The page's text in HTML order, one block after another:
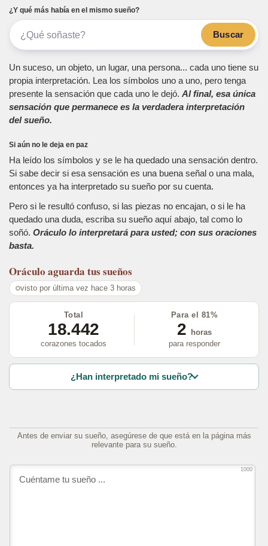
¿Y qué más había en el mismo sueño?
Buscar
Un suceso, un objeto, un lugar, una persona... cada uno tiene su
propia interpretación. Lea los símbolos uno a uno, pero tenga
presente la sensación que cada uno le dejó. Al final, esa única
sensación que permanece es la verdadera interpretación
del sueño.
Si aún no le deja en paz
Ha leído los símbolos y se le ha quedado una sensación dentro.
Si sabe decir si esa sensación es una buena señal o una mala,
entonces ya ha interpretado su sueño por su cuenta.
Pero si le resultó confuso, si las piezas no encajan, o si le ha
quedado una duda, escriba su sueño aquí abajo, tal como lo
soñó. Oráculo lo interpretará para usted; con sus oraciones
basta.
Oráculo aguarda tus sueños
visto por última vez hace 3 horas
Total
18.442
corazones tocados
Para el 81%
2
horas
para responder
¿Han interpretado mi sueño?
Antes de enviar su sueño, asegúrese de que está en la página más
relevante para su sueño.
1000